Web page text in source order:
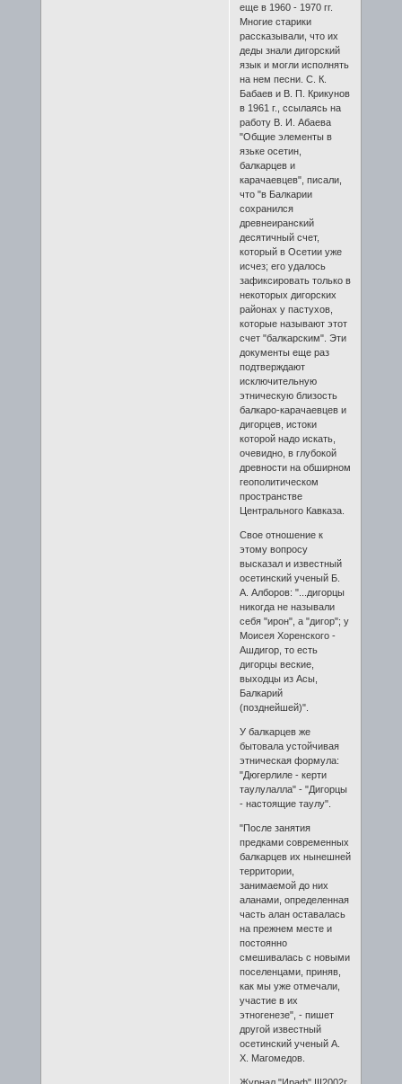
еще в 1960 - 1970 гг.
Многие старики
рассказывали, что их
деды знали дигорский
язык и могли исполнять
на нем песни. С. К.
Бабаев и В. П. Крикунов
в 1961 г., ссылаясь на
работу В. И. Абаева
"Общие элементы в
язьке осетин,
балкарцев и
карачаевцев", писали,
что "в Балкарии
сохранился
древнеиранский
десятичный счет,
который в Осетии уже
исчез; его удалось
зафиксировать только в
некоторых дигорских
районах у пастухов,
которые называют этот
счет "балкарским". Эти
документы еще раз
подтверждают
исключительную
этническую близость
балкаро-карачаевцев и
дигорцев, истоки
которой надо искать,
очевидно, в глубокой
древности на обширном
геополитическом
пространстве
Центрального Кавказа.
Свое отношение к
этому вопросу
высказал и известный
осетинский ученый Б.
А. Алборов: "...дигорцы
никогда не называли
себя "ирон", а "дигор"; у
Моисея Хоренского -
Ашдигор, то есть
дигорцы веские,
выходцы из Асы,
Балкарий
(позднейшей)".
У балкарцев же
бытовала устойчивая
этническая формула:
"Дюгерлиле - керти
таулулалла" - "Дигорцы
- настоящие таулу".
"После занятия
предками современных
балкарцев их нынешней
территории,
занимаемой до них
аланами, определенная
часть алан оставалась
на прежнем месте и
постоянно
смешивалась с новыми
поселенцами, приняв,
как мы уже отмечали,
участие в их
этногенезе", - пишет
другой известный
осетинский ученый А.
X. Магомедов.